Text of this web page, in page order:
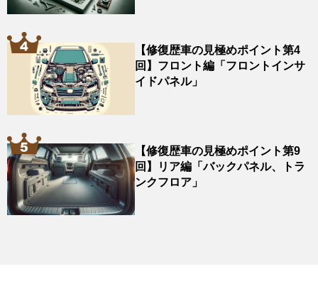
【修復歴車の見極めポイント第4
回】フロント編「フロントインサ
イドパネル」
【修復歴車の見極めポイント第9
回】リア編「バックパネル、トラ
ンクフロア」